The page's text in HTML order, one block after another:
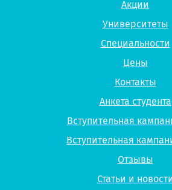
Акции
Университеты
Специальности
Цены
Контакты
Анкета студента
Вступительная
Вступительная
Отзывы
Статьи и новости